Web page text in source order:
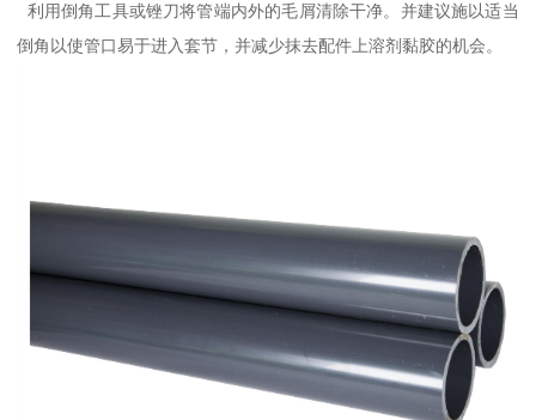
利用倒角工具或锉刀将管端内外的毛屑清除干净。并建议施以适当
倒角以使管口易于进入套节，并减少抹去配件上溶剂黏胶的机会。